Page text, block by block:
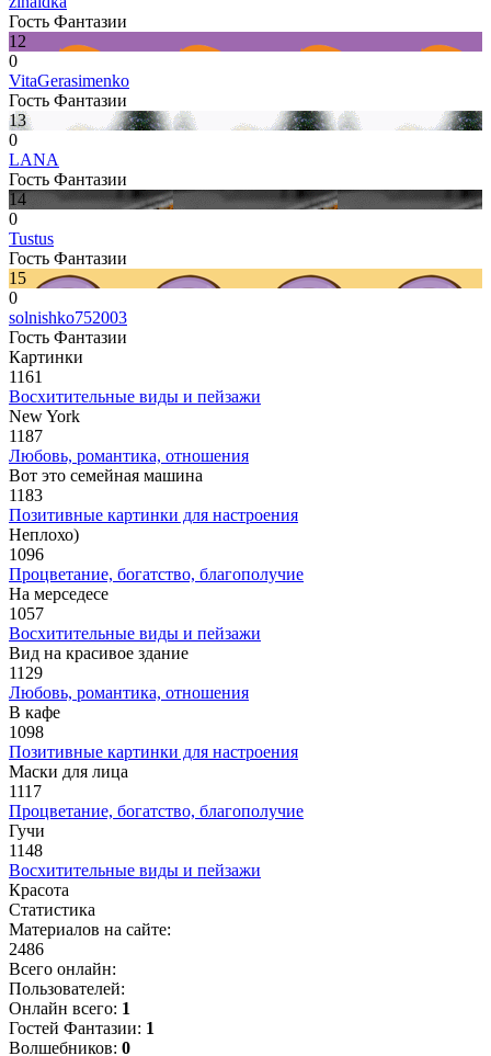
Гость Фантазии
12
0
VitaGerasimenko
Гость Фантазии
13
0
LANA
Гость Фантазии
14
0
Tustus
Гость Фантазии
15
0
solnishko752003
Гость Фантазии
Картинки
1161
Восхитительные виды и пейзажи
New York
1187
Любовь, романтика, отношения
Вот это семейная машина
1183
Позитивные картинки для настроения
Неплохо)
1096
Процветание, богатство, благополучие
На мерседесе
1057
Восхитительные виды и пейзажи
Вид на красивое здание
1129
Любовь, романтика, отношения
В кафе
1098
Позитивные картинки для настроения
Маски для лица
1117
Процветание, богатство, благополучие
Гучи
1148
Восхитительные виды и пейзажи
Красота
Статистика
Материалов на сайте:
2486
Всего онлайн:
Пользователей:
Онлайн всего: 1
Гостей Фантазии: 1
Волшебников: 0